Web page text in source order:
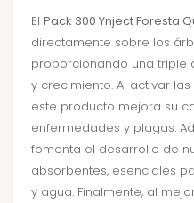
El Pack 300 Ynject Foresta
directamente sobre los
proporcionando una triple
y crecimiento. Al activar
este producto mejora su
enfermedades y plagas.
fomenta el desarrollo de
absorbentes, esenciales
y agua. Finalmente, al